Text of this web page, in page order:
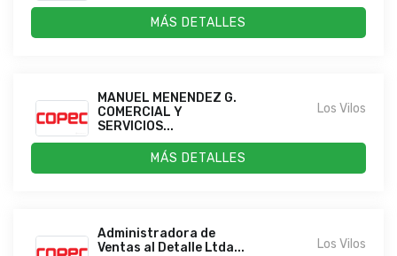
MÁS DETALLES
MANUEL MENENDEZ G.
COMERCIAL Y
SERVICIOS...
Los Vilos
MÁS DETALLES
Administradora de
Ventas al Detalle Ltda...
Los Vilos